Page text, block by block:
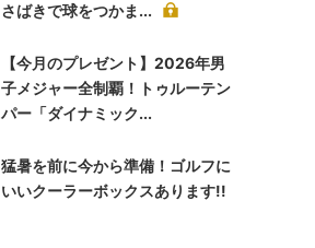
さばきで球をつかま...
【今月のプレゼント】2026年男
子メジャー全制覇！トゥルーテン
パー「ダイナミック...
猛暑を前に今から準備！ゴルフに
いいクーラーボックスあります!!